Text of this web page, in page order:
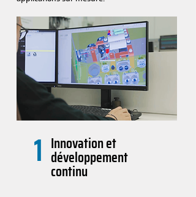
1 Innovation et
développement
continu